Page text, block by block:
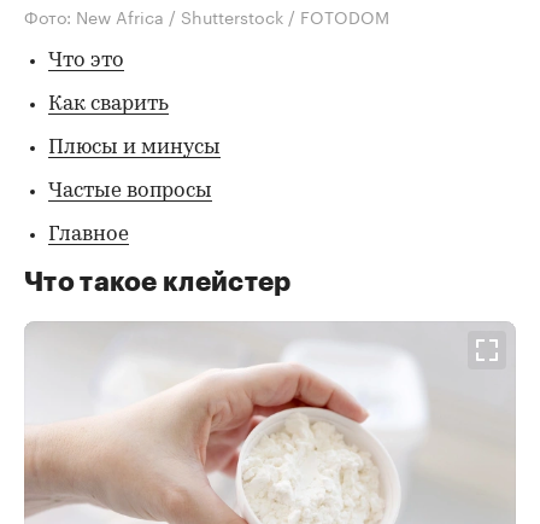
Фото: New Africa / Shutterstock / FOTODOM
Что это
Как сварить
Плюсы и минусы
Частые вопросы
Главное
Что такое клейстер